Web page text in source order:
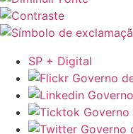
SP + Digital